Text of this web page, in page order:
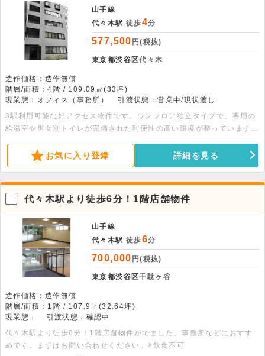
山手線
代々木駅 徒歩4分
577,500 円(税抜)
東京都渋谷区代々木
造作価格：造作無償
階層/面積：4階 / 109.09㎡(33坪)
現業態：オフィス（事務所）
引渡状態：営業中/現状渡し
3駅利用可能な好アクセス物件です。ワンフロア独立タイプで、専用の
給湯室や男女別トイレが完備された利便性の高い環境が整っています。
ス環境を求める方に適しています。24時間使用も可能で、充実した設
備が日々の業務をスムーズに支えます。まずはお気軽にお問い合わせく
お気に入り登録 詳細を見る
代々木駅より徒歩6分！1階店舗物件
山手線
代々木駅 徒歩6分
700,000 円(税抜)
東京都渋谷区千駄ヶ谷
造作価格：造作無償
階層/面積：1階 / 107.9㎡(32.64坪)
現業態：
引渡状態：確認中
代々木駅より徒歩6分！1階店舗物件がでました。事務所などにおすす
めです。まずはお問い合わせください。※飲食不可